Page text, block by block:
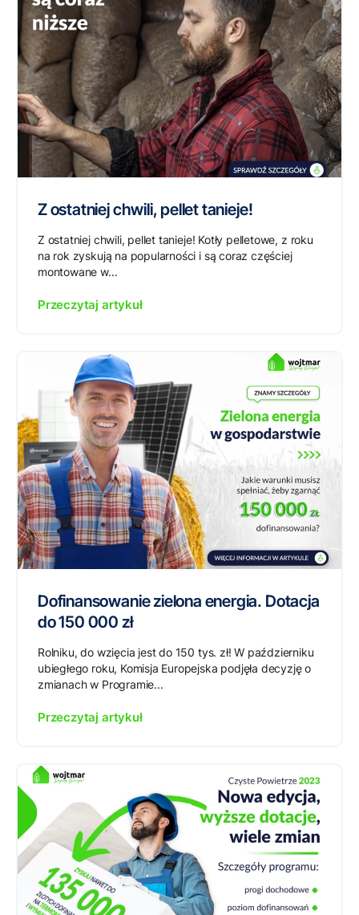
Z ostatniej chwili, pellet tanieje!
Z ostatniej chwili, pellet tanieje! Kotły pelletowe, z roku
na rok zyskują na popularności i są coraz częściej
montowane w...
Przeczytaj artykuł
Dofinansowanie zielona energia. Dotacja
do 150 000 zł
Rolniku, do wzięcia jest do 150 tys. zł! W październiku
ubiegłego roku, Komisja Europejska podjęła decyzję o
zmianach w Programie...
Przeczytaj artykuł